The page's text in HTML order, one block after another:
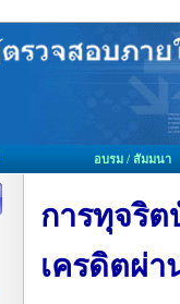
อบรม / สัมมนา
การทุจริ
เครดิตผ่